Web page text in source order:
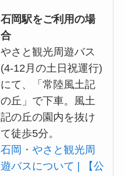
石岡駅をご利用の場
合
やさと観光周遊バス
(4-12月の土日祝運行)
にて、「常陸風土記
の丘」で下車。風土
記の丘の園内を抜け
て徒歩5分。
石岡・やさと観光周
遊バスについて | 【公